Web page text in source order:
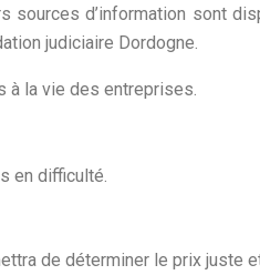
d’information sont
judiciaire Dordogne.
à la vie des entreprises.
en difficulté.
de déterminer le prix juste